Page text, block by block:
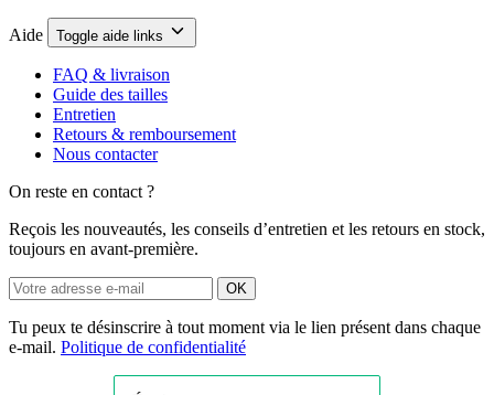
Aide Toggle aide links
FAQ & livraison
Guide des tailles
Entretien
Retours & remboursement
Nous contacter
On reste en contact ?
Reçois les nouveautés, les conseils d’entretien et les retours en stock,
toujours en avant-première.
OK
Tu peux te désinscrire à tout moment via le lien présent dans chaque
e-mail. Politique de confidentialité